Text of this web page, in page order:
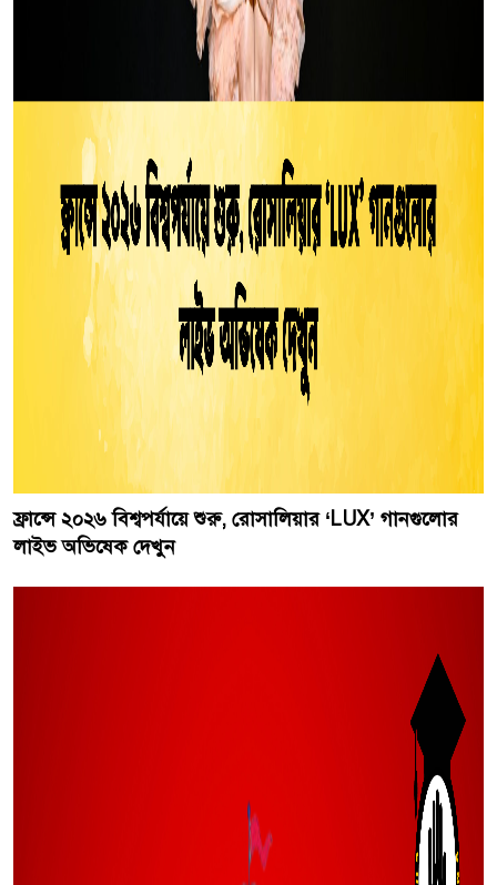
ফ্রান্সে ২০২৬ বিশ্বপর্যায়ে শুরু, রোসালিয়ার ‘LUX’ গানগুলোর
লাইভ অভিষেক দেখুন